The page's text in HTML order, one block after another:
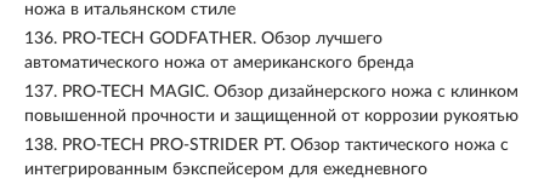
ножа в итальянском стиле
136. PRO-TECH GODFATHER. Обзор лучшего
автоматического ножа от американского бренда
137. PRO-TECH MAGIC. Обзор дизайнерского ножа с клинком
повышенной прочности и защищенной от коррозии рукоятью
138. PRO-TECH PRO-STRIDER PT. Обзор тактического ножа с
интегрированным бэкспейсером для ежедневного